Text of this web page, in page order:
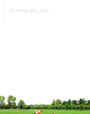
24 กรกฎาคม 2567